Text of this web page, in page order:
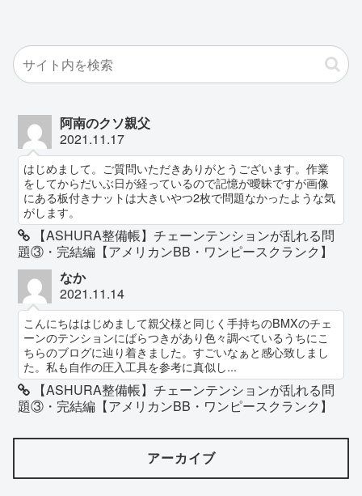
阿南のクソ親父
2021.11.17
はじめまして。ご質問いただきありがとうございます。作業
をしてからだいぶ日が経っているので記憶が曖昧ですが画像
にある板付きナットは大きいやつ2枚で問題なかったような気
がします。
【ASHURA整備帳】チェーンテンションが乱れる問
題③・完結編【アメリカンBB・ワンピースクランク】
なか
2021.11.14
こんにちははじめまして親父様と同じく手持ちのBMXのチェ
ーンのテンションにばらつきがあり色々調べているうちにこ
ちらのブログに辿り着きました。すごいなぁと感心致しまし
た。私も自作の圧入工具を参考に真似し...
【ASHURA整備帳】チェーンテンションが乱れる問
題③・完結編【アメリカンBB・ワンピースクランク】
アーカイブ